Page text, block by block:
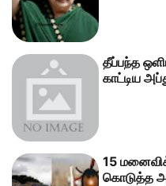
தீப்பந்த
காட்டிய
15
கொடுத்த